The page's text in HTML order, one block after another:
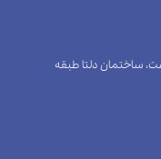
ساختمان دلتا طبقه